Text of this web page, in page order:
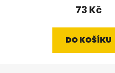
73 Kč
DO KOŠÍKU